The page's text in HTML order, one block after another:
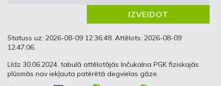
Statuss uz: 2026-08-09 12:36:48. Attēlots: 2026-08-09
12:47:06.
Līdz 30.06.2024. tabulā attēlotājās Inčukalna PGK fiziskajās
plūsmās nav iekļauta patērētā degvielas gāze.